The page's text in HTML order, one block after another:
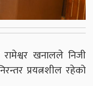
रामेश्वर खनालले निजी
प्रयत्नशील रहेको